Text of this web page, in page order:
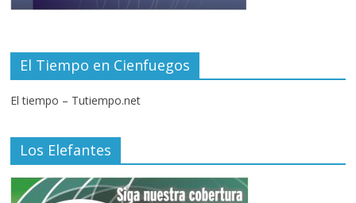
El Tiempo en Cienfuegos
El tiempo – Tutiempo.net
Los Elefantes